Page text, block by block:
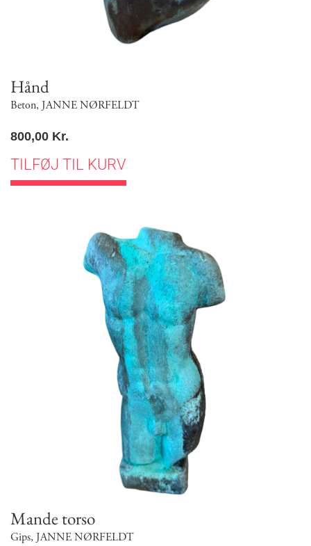
Hånd
Beton, JANNE NØRFELDT
800,00 Kr.
TILFØJ TIL KURV
Mande torso
Gips, JANNE NØRFELDT